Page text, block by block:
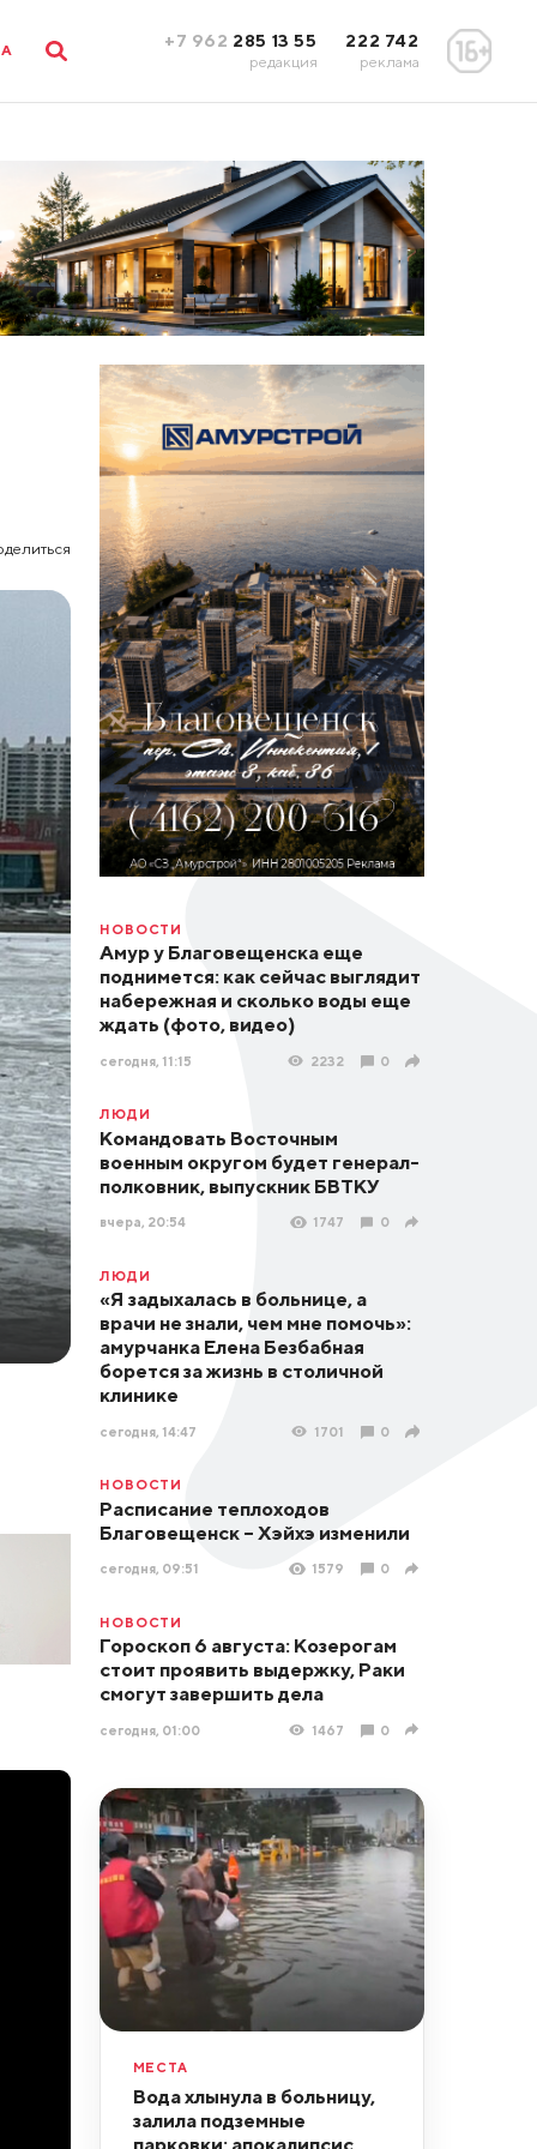
+7 962 285 13 55
редакция
222 742
реклама
НОВОСТИ
Амур у Благовещенска еще
поднимется: как сейчас выглядит
набережная и сколько воды еще
ждать (фото, видео)
сегодня, 11:15 2232 0
ЛЮДИ
Командовать Восточным
военным округом будет генерал-
полковник, выпускник БВТКУ
вчера, 20:54 1747 0
ЛЮДИ
«Я задыхалась в больнице, а
врачи не знали, чем мне помочь»:
амурчанка Елена Безбабная
борется за жизнь в столичной
клинике
сегодня, 14:47 1701 0
НОВОСТИ
Расписание теплоходов
Благовещенск – Хэйхэ изменили
сегодня, 09:51 1579 0
НОВОСТИ
Гороскоп 6 августа: Козерогам
стоит проявить выдержку, Раки
смогут завершить дела
сегодня, 01:00 1467 0
МЕСТА
Вода хлынула в больницу,
залила подземные
парковки: апокалипсис